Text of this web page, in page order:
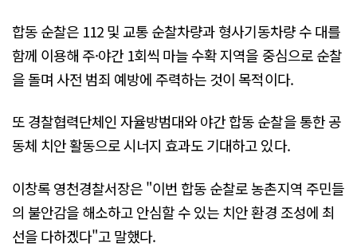
합동 순찰은 112 및 교통 순찰차량과 형사기동차량 수 대를
함께 이용해 주·야간 1회씩 마늘 수확 지역을 중심으로 순찰
을 돌며 사전 범죄 예방에 주력하는 것이 목적이다.
또 경찰협력단체인 자율방범대와 야간 합동 순찰을 통한 공
동체 치안 활동으로 시너지 효과도 기대하고 있다.
이창록 영천경찰서장은 "이번 합동 순찰로 농촌지역 주민들
의 불안감을 해소하고 안심할 수 있는 치안 환경 조성에 최
선을 다하겠다"고 말했다.